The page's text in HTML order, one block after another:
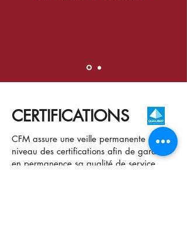
CERTIFICATIONS
CFM assure une veille permanente au
niveau des certifications afin de garantir
en permanence sa qualité de service.